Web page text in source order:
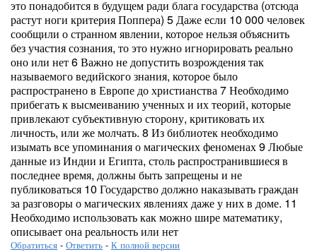
это понадобится в будущем ради блага государства (отсюда
растут ноги критерия Поппера) 5 Даже если 10 000 человек
сообщили о странном явлении, которое нельзя объяснить
без участия сознания, то это нужно игнорировать реально
оно или нет 6 Важно не допустить возрождения так
называемого ведийского знания, которое было
распространено в Европе до христианства 7 Необходимо
прибегать к высмеиванию ученных и их теорий, которые
привлекают субъективную сторону, критиковать их
личность, или же молчать. 8 Из библиотек необходимо
изымать все упоминания о магических феноменах 9 Любые
данные из Индии и Египта, столь распространившиеся в
последнее время, должны быть запрещены и не
публиковаться 10 Государство должно наказывать граждан
за разговоры о магических явлениях даже у них в доме. 11
Необходимо использовать как можно шире математику,
описывает она реальность или нет
Обратиться - Ответить - К полной версии